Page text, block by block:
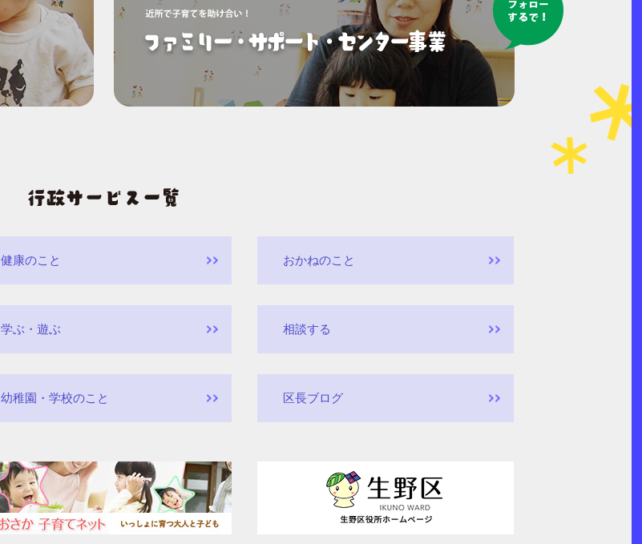
健康のこと おかねのこと
学ぶ・遊ぶ 相談する
幼稚園・学校のこと 区長ブログ